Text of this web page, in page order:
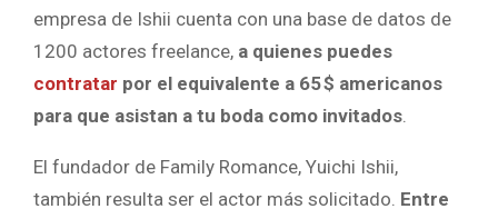
empresa de Ishii cuenta con una base de datos de
1200 actores freelance, a quienes puedes
contratar por el equivalente a 65 $ americanos
para que asistan a tu boda como invitados.
El fundador de Family Romance, Yuichi Ishii,
también resulta ser el actor más solicitado. Entre